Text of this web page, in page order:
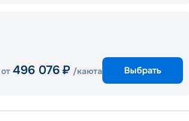
от 496 076 ₽ /каюта Выбрать